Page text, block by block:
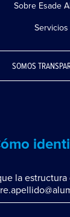
Sobre Esade
Servicios
SOMOS
la